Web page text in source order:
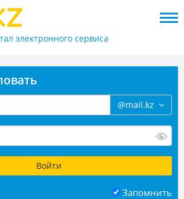
электронного сервиса
@mail.kz
Запомнить